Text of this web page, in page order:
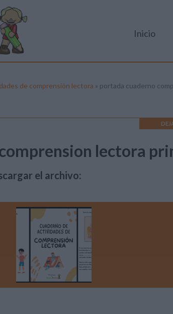
Inicio
de comprensión lectora » portada cuaderno
lectora
el archivo: